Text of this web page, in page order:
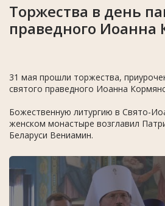
Торжества в день
праведного Иоанна
31 мая прошли торжества,
святого праведного Иоанна
Божественную литургию в Свято-
женском монастыре возглавил
Беларуси Вениамин.